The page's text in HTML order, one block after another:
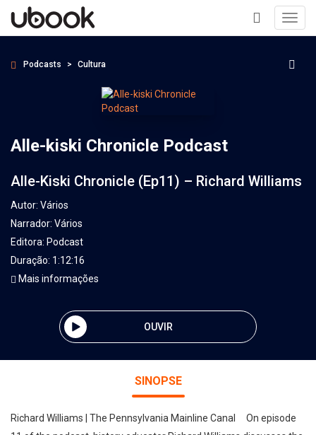
+
Podcasts Cultura
Alle-kiski Chronicle Podcast
Alle-Kiski Chronicle (Ep11) – Richard Williams
Autor: Vários
Narrador: Vários
Editora: Podcast
Duração: 1:12:16
Mais informações
OUVIR
SINOPSE
Richard Williams | The Pennsylvania Mainline Canal On episode